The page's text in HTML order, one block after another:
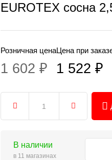
EUROTEX сосна
Розничная цена
1 602 ₽
Цена при
1 522 ₽
В наличии
в 11 магазинах